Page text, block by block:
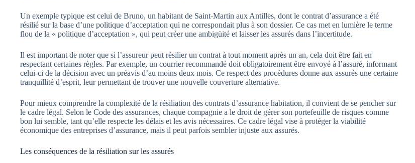
Un exemple typique est celui de Bruno, un habitant de Saint-Martin aux Antilles, dont le contrat d’assurance a été
résilié sur la base d’une politique d’acceptation qui ne correspondait plus à son dossier. Ce cas met en lumière le terme
flou de la « politique d’acceptation », qui peut créer une ambigüité et laisser les assurés dans l’incertitude.
Il est important de noter que si l’assureur peut résilier un contrat à tout moment après un an, cela doit être fait en
respectant certaines règles. Par exemple, un courrier recommandé doit obligatoirement être envoyé à l’assuré, informant
celui-ci de la décision avec un préavis d’au moins deux mois. Ce respect des procédures donne aux assurés une certaine
tranquillité d’esprit, leur permettant de trouver une nouvelle couverture alternative.
Pour mieux comprendre la complexité de la résiliation des contrats d’assurance habitation, il convient de se pencher sur
le cadre légal. Selon le Code des assurances, chaque compagnie a le droit de gérer son portefeuille de risques comme
bon lui semble, tant qu’elle respecte les délais et les avis nécessaires. Ce cadre légal vise à protéger la viabilité
économique des entreprises d’assurance, mais il peut parfois sembler injuste aux assurés.
Les conséquences de la résiliation sur les assurés